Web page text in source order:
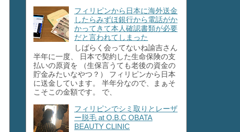
フィリピンから日本に海外送金
したらみずほ銀行から電話がか
かってきて本人確認書類が必要
だと言われてしまった
しばらく会ってないね諭吉さん
半年に一度、 日本で契約した生命保険の支
払いの原資を （生保言うても老後の資金の
貯金みたいなやつ？） フィリピンから日本
に送金しています。 半年分なので、まぁそ
こそこの金額です。 で、
フィリピンでシミ取りとレーザ
ー脱毛 at O.B.C OBATA
BEAUTY CLINIC